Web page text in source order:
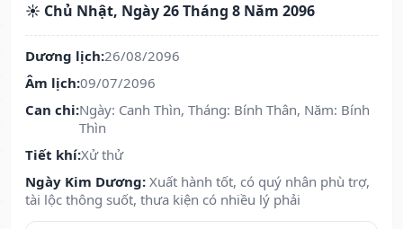
☀️ Chủ Nhật, Ngày 26 Tháng 8 Năm 2096
Dương lịch:26/08/2096
Âm lịch:09/07/2096
Can chi:Ngày: Canh Thìn, Tháng: Bính Thân, Năm: Bính
Thìn
Tiết khí:Xử thử
Ngày Kim Dương: Xuất hành tốt, có quý nhân phù trợ,
tài lộc thông suốt, thưa kiện có nhiều lý phải